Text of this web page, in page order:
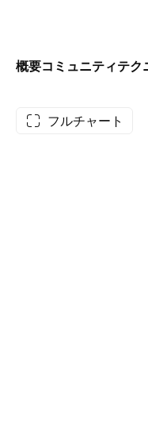
概要コミュニティテク
フルチャート